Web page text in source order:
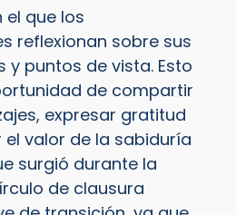
el que los
reflexionan sobre sus
y puntos de vista. Esto
de compartir
expresar gratitud
valor de la sabiduría
surgió durante la
de clausura